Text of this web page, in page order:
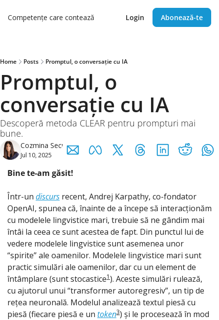
Competențe care contează Login Abonează-te
Home Posts Promptul, o conversație cu IA
Promptul, o
conversație cu IA
Descoperă metoda CLEAR pentru prompturi mai
bune.
Cozmina Secula
Jul 10, 2025
Bine te-am găsit!
Într-un discurs recent, Andrej Karpathy, co-fondator
OpenAI, spunea că, înainte de a începe să interacționăm
cu modelele lingvistice mari, trebuie să ne gândim mai
întâi la ceea ce sunt acestea de fapt. Din punctul lui de
vedere modelele lingvistice sunt asemenea unor
“spirite” ale oamenilor. Modelele lingvistice mari sunt
practic simulări ale oamenilor, dar cu un element de
întâmplare (sunt stocastice1). Aceste simulări rulează,
cu ajutorul unui “transformer autoregresiv”, un tip de
rețea neuronală. Modelul analizează textul piesă cu
piesă (fiecare piesă e un token3) și le procesează în mod